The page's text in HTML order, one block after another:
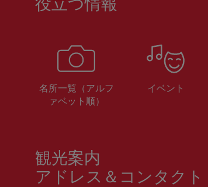
役立つ情報
名所一覧（アルフ
ァベット順）
イベント
観光案内
アドレス＆コンタクト